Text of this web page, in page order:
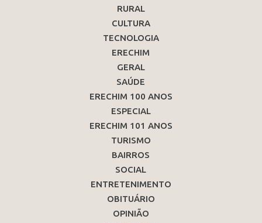
RURAL
CULTURA
TECNOLOGIA
ERECHIM
GERAL
SAÚDE
ERECHIM 100 ANOS
ESPECIAL
ERECHIM 101 ANOS
TURISMO
BAIRROS
SOCIAL
ENTRETENIMENTO
OBITUÁRIO
OPINIÃO